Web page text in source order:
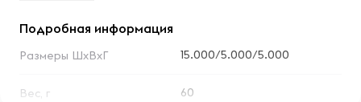
Подробная информация
Размеры ШхВхГ 15.000/5.000/5.000
Вес, г 60